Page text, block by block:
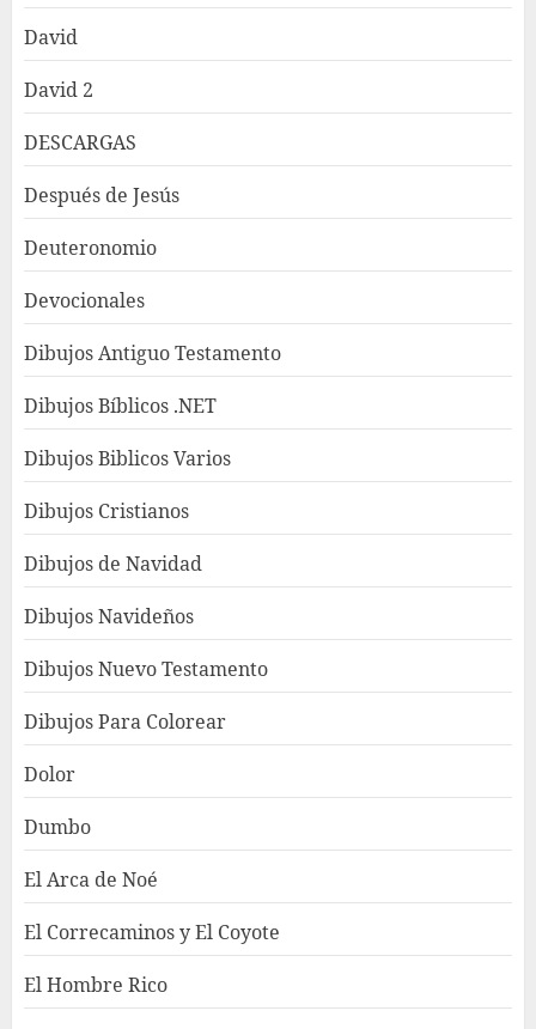
David
David 2
DESCARGAS
Después de Jesús
Deuteronomio
Devocionales
Dibujos Antiguo Testamento
Dibujos Bíblicos .NET
Dibujos Biblicos Varios
Dibujos Cristianos
Dibujos de Navidad
Dibujos Navideños
Dibujos Nuevo Testamento
Dibujos Para Colorear
Dolor
Dumbo
El Arca de Noé
El Correcaminos y El Coyote
El Hombre Rico